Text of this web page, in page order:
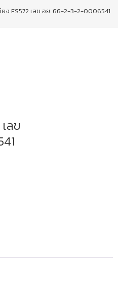
ยง FS572 เลข อย. 66-2-3-2-0006541
ลข